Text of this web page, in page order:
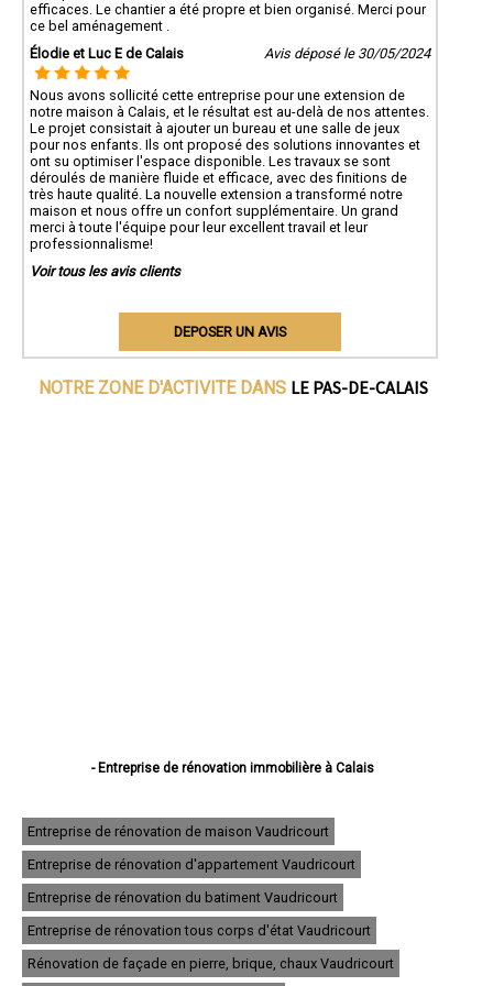
efficaces. Le chantier a été propre et bien organisé. Merci pour
ce bel aménagement .
Élodie et Luc E de Calais
Avis déposé le 30/05/2024
Nous avons sollicité cette entreprise pour une extension de
notre maison à Calais, et le résultat est au-delà de nos attentes.
Le projet consistait à ajouter un bureau et une salle de jeux
pour nos enfants. Ils ont proposé des solutions innovantes et
ont su optimiser l'espace disponible. Les travaux se sont
déroulés de manière fluide et efficace, avec des finitions de
très haute qualité. La nouvelle extension a transformé notre
maison et nous offre un confort supplémentaire. Un grand
merci à toute l'équipe pour leur excellent travail et leur
professionnalisme!
Voir tous les avis clients
DEPOSER UN AVIS
NOTRE ZONE D'ACTIVITE DANS LE PAS-DE-CALAIS
- Entreprise de rénovation immobilière à Calais
- Entreprise de rénovation immobilière à Lens
- Entreprise de rénovation immobilière à Liévin
- Entreprise de rénovation immobilière à Béthune
- Entreprise de rénovation immobilière à Hénin-Beaumont
- Entreprise de rénovation immobilière à Bruay-la-Buissière
- Entreprise de rénovation immobilière à Avion
- Entreprise de rénovation immobilière à Carvin
- Entreprise de rénovation immobilière à Berck
Entreprise de rénovation de maison Vaudricourt
Entreprise de rénovation d'appartement Vaudricourt
Entreprise de rénovation du batiment Vaudricourt
Entreprise de rénovation tous corps d'état Vaudricourt
Rénovation de façade en pierre, brique, chaux Vaudricourt